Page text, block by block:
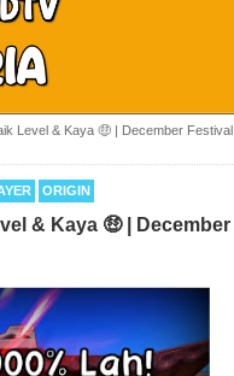
Level & Kaya 🤑 | December Festival
ORIGIN
& Kaya 🤑 | December